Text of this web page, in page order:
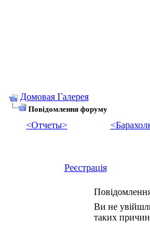
Домовая Галерея
Повідомлення форуму
<Отчеты>
Реєстрація
Ви не
таких